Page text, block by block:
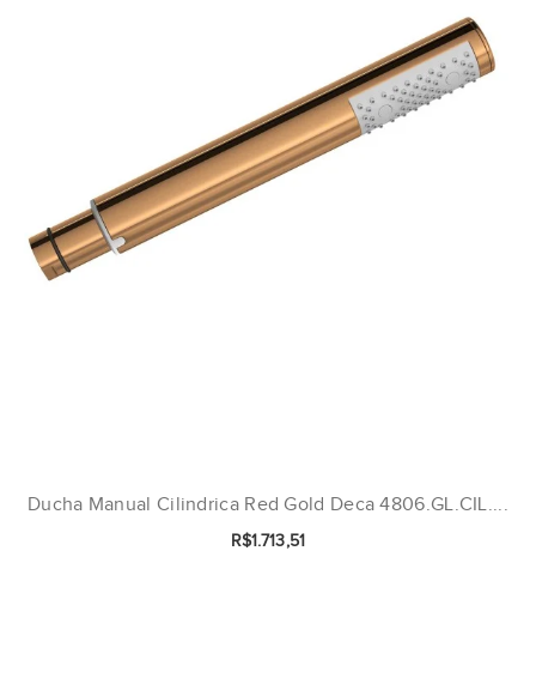
Ducha Manual Cilindrica Red Gold Deca 4806.GL.CIL....
R$1.713,51